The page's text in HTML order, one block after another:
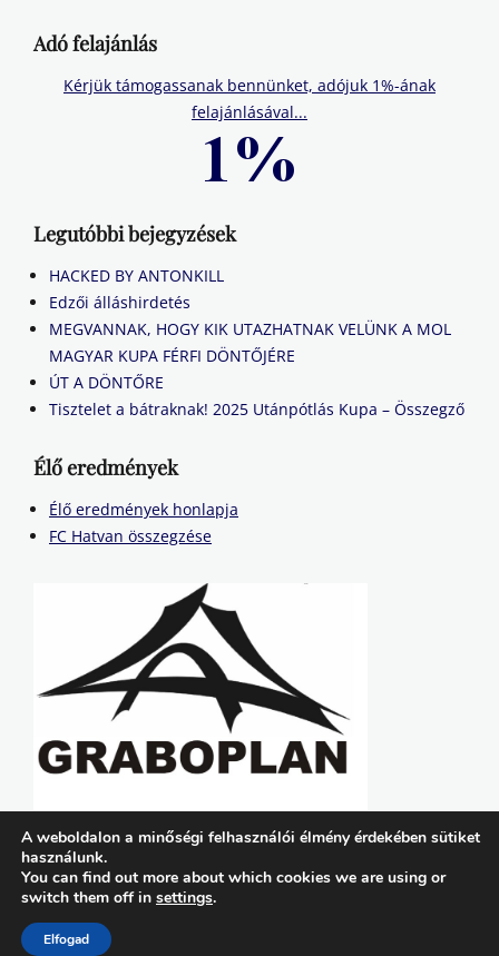
Adó felajánlás
Kérjük támogassanak bennünket, adójuk 1%-ának
felajánlásával...
Legutóbbi bejegyzések
HACKED BY ANTONKILL
Edzői álláshirdetés
MEGVANNAK, HOGY KIK UTAZHATNAK VELÜNK A MOL
MAGYAR KUPA FÉRFI DÖNTŐJÉRE
ÚT A DÖNTŐRE
Tisztelet a bátraknak! 2025 Utánpótlás Kupa – Összegző
Élő eredmények
Élő eredmények honlapja
FC Hatvan összegzése
Copyright © 2026
A weboldalon a minőségi felhasználói élmény érdekében sütiket
használunk.
You can find out more about which cookies we are using or
switch them off in settings.
Elfogad